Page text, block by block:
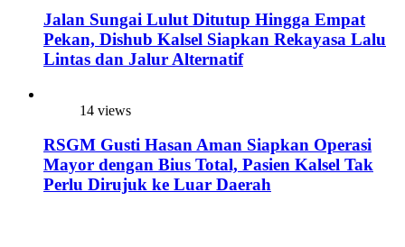
Jalan Sungai Lulut Ditutup Hingga Empat
Pekan, Dishub Kalsel Siapkan Rekayasa Lalu
Lintas dan Jalur Alternatif
14 views
RSGM Gusti Hasan Aman Siapkan Operasi
Mayor dengan Bius Total, Pasien Kalsel Tak
Perlu Dirujuk ke Luar Daerah